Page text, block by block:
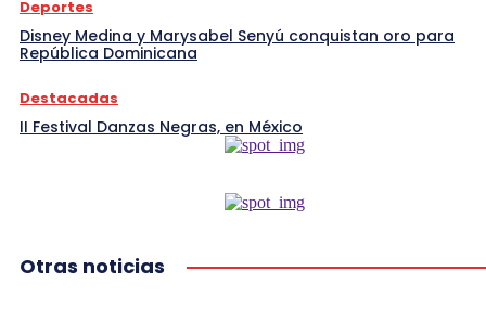
Deportes
Disney Medina y Marysabel Senyú conquistan oro para
República Dominicana
Destacadas
II Festival Danzas Negras, en México
Otras noticias